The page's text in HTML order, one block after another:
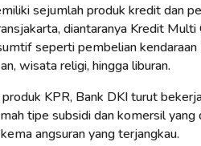
sejumlah produk kredit dan
diantaranya Kredit Multi
seperti pembelian
wisata religi, hingga liburan.
KPR, Bank DKI turut
tipe subsidi dan komersil
angsuran yang terjangkau.